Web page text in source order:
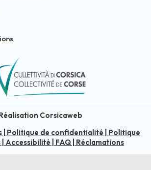
Corsicaweb
| Politique de confidentialité
Politique
| Accessibilité FAQ Réclamations